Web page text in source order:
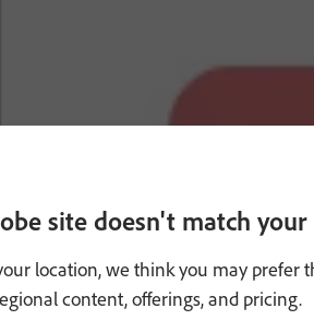
site doesn't match
location, we think you may prefer
content, offerings, and pricing.